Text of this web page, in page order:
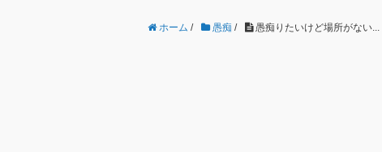
ホーム / 愚痴 / 愚痴りたいけど場所がない...